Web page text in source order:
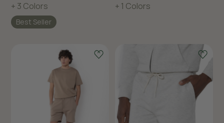
+ 3 Colors
Best Seller
+ 1 Colors